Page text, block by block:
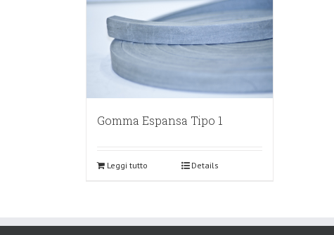
Gomma Espansa Tipo 1
Leggi tutto Details